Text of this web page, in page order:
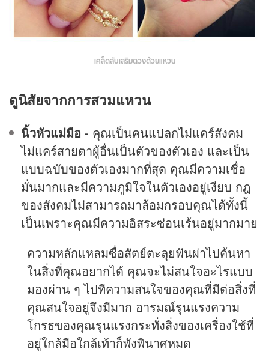
เคล็ดลับเสริมดวงด้วยแหวน
ดูนิสัยจากการสวมแหวน
นิ้วหัวแม่มือ - คุณเป็นคนแปลกไม่แคร์สังคม
ไม่แคร์สายตาผู้อื่นเป็นตัวของตัวเอง และเป็น
แบบฉบับของตัวเองมากที่สุด คุณมีความเชื่อ
มั่นมากและมีความภูมิใจในตัวเองอยู่เงียบ กฎ
ของสังคมไม่สามารถมาล้อมกรอบคุณได้ทั้งนี้
เป็นเพราะคุณมีความอิสระซ่อนเร้นอยู่มากมาย
ความหลักแหลมซื่อสัตย์ตะลุยฟันผ่าไปค้นหา
ในสิ่งที่คุณอยากได้ คุณจะไม่สนใจอะไรแบบ
มองผ่าน ๆ ไปทีความสนใจของคุณที่มีต่อสิ่งที่
คุณสนใจอยู่จึงมีมาก อารมณ์รุนแรงความ
โกรธของคุณรุนแรงกระทั่งสิ่งของเครื่องใช้ที่
อยู่ใกล้มือใกล้เท้าก็พังพินาศหมด